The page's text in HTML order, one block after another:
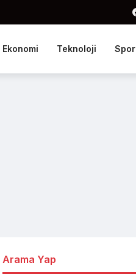
Ekonomi Teknoloji Spor
Arama Yap